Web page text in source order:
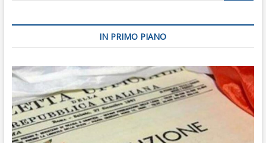
IN PRIMO PIANO